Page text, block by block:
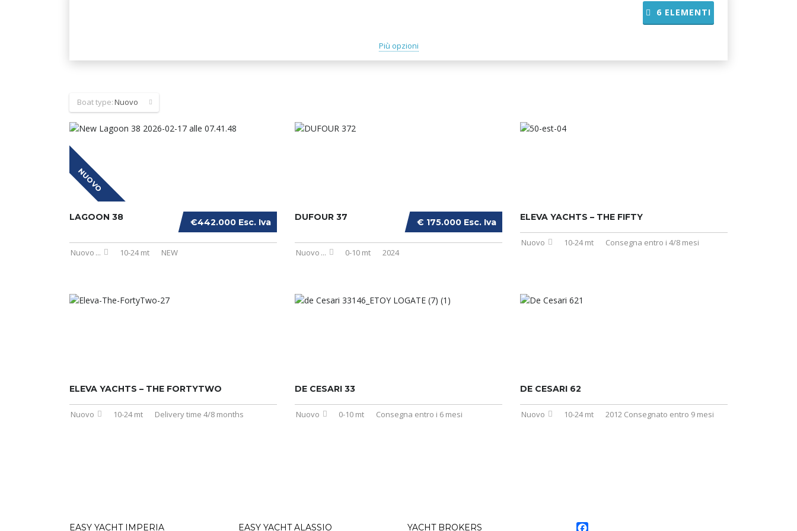
Più opzioni
6 ELEMENTI
Boat type:Nuovo
NUOVO
€442.000 Esc. Iva
LAGOON 38
Nuovo ... 10-24 mt NEW
€ 175.000 Esc. Iva
DUFOUR 37
Nuovo ... 0-10 mt 2024
ELEVA YACHTS – THE FIFTY
Nuovo 10-24 mt Consegna entro i 4/8 mesi
ELEVA YACHTS – THE FORTYTWO
Nuovo 10-24 mt Delivery time 4/8 months
DE CESARI 33
Nuovo 0-10 mt Consegna entro i 6 mesi
DE CESARI 62
Nuovo 10-24 mt 2012 Consegnato entro 9 mesi
EASY YACHT IMPERIA EASY YACHT ALASSIO YACHT BROKERS